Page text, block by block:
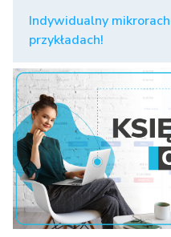
Indywidualny
przykładach!